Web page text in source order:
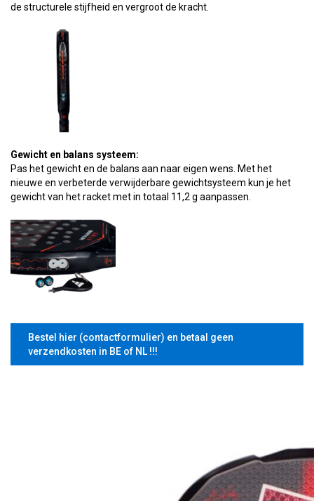
de structurele stijfheid en vergroot de kracht.
Gewicht en balans systeem:
Pas het gewicht en de balans aan naar eigen wens. Met het
nieuwe en verbeterde verwijderbare gewichtsysteem kun je het
gewicht van het racket met in totaal 11,2 g aanpassen.
Bestel hier (contactformulier) en betaal geen
verzendkosten in BE of NL !!!